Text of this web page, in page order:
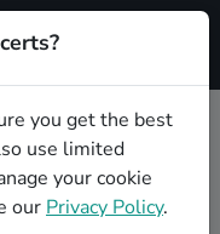
in Bonn
your next event!
you get the best
use limited
your cookie
our Privacy Policy.